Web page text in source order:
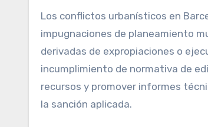
Los conflictos urbanísticos en
impugnaciones de planeamiento
derivadas de expropiaciones o
incumplimiento de normativa de
recursos y promover informes
la sanción aplicada.